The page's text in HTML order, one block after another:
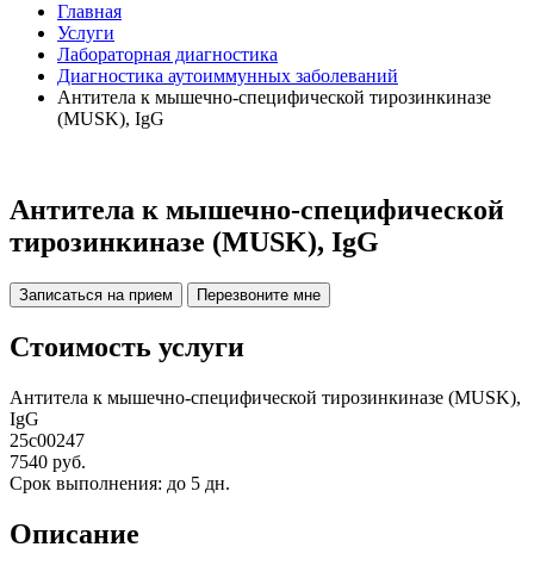
Главная
Услуги
Лабораторная диагностика
Диагностика аутоиммунных заболеваний
Антитела к мышечно-специфической тирозинкиназе
(MUSK), IgG
Антитела к мышечно-специфической
тирозинкиназе (MUSK), IgG
Записаться на прием Перезвоните мне
Стоимость услуги
Антитела к мышечно-специфической тирозинкиназе (MUSK),
IgG
25c00247
7540 руб.
Срок выполнения: до 5 дн.
Описание